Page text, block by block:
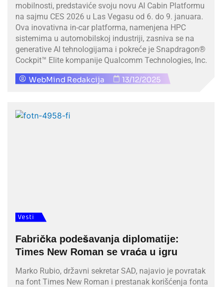
mobilnosti, predstaviće svoju novu AI Cabin Platformu
na sajmu CES 2026 u Las Vegasu od 6. do 9. januara.
Ova inovativna in-car platforma, namenjena HPC
sistemima u automobilskoj industriji, zasniva se na
generative AI tehnologijama i pokreće je Snapdragon®
Cockpit™ Elite kompanije Qualcomm Technologies, Inc.
WebMind Redakcija 13/12/2025
Vesti
Fabrička podešavanja diplomatije:
Times New Roman se vraća u igru
Marko Rubio, državni sekretar SAD, najavio je povratak
na font Times New Roman i prestanak korišćenja fonta